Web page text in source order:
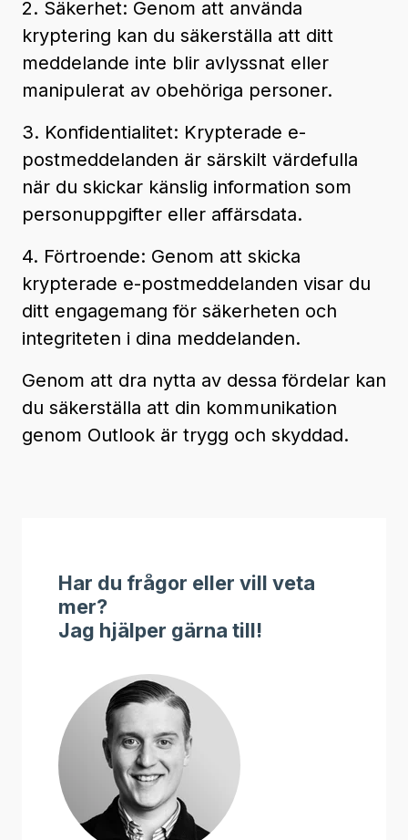
2. Säkerhet: Genom att använda
kryptering kan du säkerställa att ditt
meddelande inte blir avlyssnat eller
manipulerat av obehöriga personer.
3. Konfidentialitet: Krypterade e-
postmeddelanden är särskilt värdefulla
när du skickar känslig information som
personuppgifter eller affärsdata.
4. Förtroende: Genom att skicka
krypterade e-postmeddelanden visar du
ditt engagemang för säkerheten och
integriteten i dina meddelanden.
Genom att dra nytta av dessa fördelar kan
du säkerställa att din kommunikation
genom Outlook är trygg och skyddad.
Har du frågor eller vill veta
mer?
Jag hjälper gärna till!